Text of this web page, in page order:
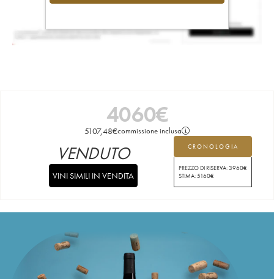
4060€
5107,48€commissione inclusa
CRONOLOGIA
PREZZO DI RISERVA:3960€
STIMA:5160€
VENDUTO
VINI SIMILI IN VENDITA